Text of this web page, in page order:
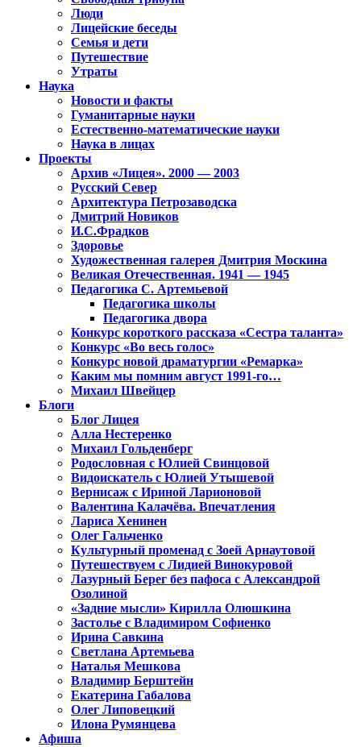
Люди
Лицейские беседы
Семья и дети
Путешествие
Утраты
Наука
Новости и факты
Гуманитарные науки
Естественно-математические науки
Наука в лицах
Проекты
Архив «Лицея». 2000 — 2003
Русский Север
Архитектура Петрозаводска
Дмитрий Новиков
И.С.Фрадков
Здоровье
Художественная галерея Дмитрия Москина
Великая Отечественная. 1941 — 1945
Педагогика С. Артемьевой
Педагогика школы
Педагогика двора
Конкурс короткого рассказа «Сестра таланта»
Конкурс «Во весь голос»
Конкурс новой драматургии «Ремарка»
Каким мы помним август 1991-го…
Михаил Швейцер
Блоги
Блог Лицея
Алла Нестеренко
Михаил Гольденберг
Родословная с Юлией Свинцовой
Видоискатель с Юлией Утышевой
Вернисаж с Ириной Ларионовой
Валентина Калачёва. Впечатления
Лариса Хенинен
Олег Гальченко
Культурный променад с Зоей Арнаутовой
Путешествуем с Лидией Винокуровой
Лазурный Берег без пафоса с Александрой
Озолиной
«Задние мысли» Кирилла Олюшкина
Застолье с Владимиром Софиенко
Ирина Савкина
Светлана Артемьева
Наталья Мешкова
Владимир Берштейн
Екатерина Габалова
Олег Липовецкий
Илона Румянцева
Афиша